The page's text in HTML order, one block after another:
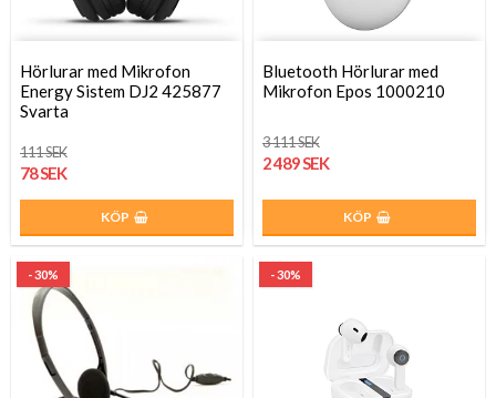
Hörlurar med Mikrofon
Energy Sistem DJ2 425877
Svarta
111 SEK
78 SEK
KÖP
Bluetooth Hörlurar med
Mikrofon Epos 1000210
3 111 SEK
2 489 SEK
KÖP
- 30% - 30%